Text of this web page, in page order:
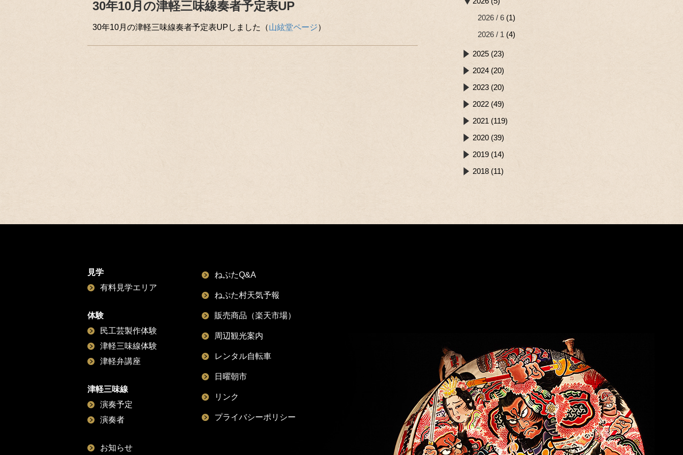
30年10月の津軽三味線奏者予定表UP
30年10月の津軽三味線奏者予定表UPしました（山絃堂ページ）
2026 / 6 (1)
2026 / 1 (4)
2025 (23)
2024 (20)
2023 (20)
2022 (49)
2021 (119)
2020 (39)
2019 (14)
2018 (11)
見学
有料見学エリア
体験
民工芸製作体験
津軽三味線体験
津軽弁講座
津軽三味線
演奏予定
演奏者
お知らせ
ねぷたQ&A
ねぷた村天気予報
販売商品（楽天市場）
周辺観光案内
レンタル自転車
日曜朝市
リンク
プライバシーポリシー